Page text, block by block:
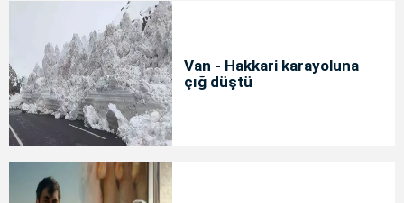
Van - Hakkari karayoluna
çığ düştü